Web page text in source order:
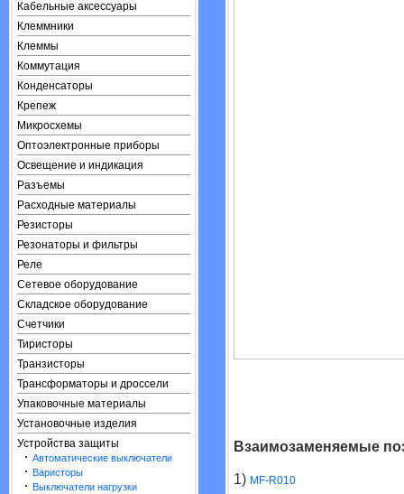
Кабельные аксессуары
Клеммники
Клеммы
Коммутация
Конденсаторы
Крепеж
Микросхемы
Оптоэлектронные приборы
Освещение и индикация
Разъемы
Расходные материалы
Резисторы
Резонаторы и фильтры
Реле
Сетевое оборудование
Складское оборудование
Счетчики
Тиристоры
Транзисторы
Трансформаторы и дроссели
Упаковочные материалы
Установочные изделия
Устройства защиты
· Автоматические выключатели
· Варисторы
· Выключатели нагрузки
Взаимозаменяемые
1) MF-R010